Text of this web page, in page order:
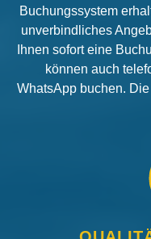
Buchungssystem
unverbindliches
Ihnen sofort eine
können auch
WhatsApp buchen.